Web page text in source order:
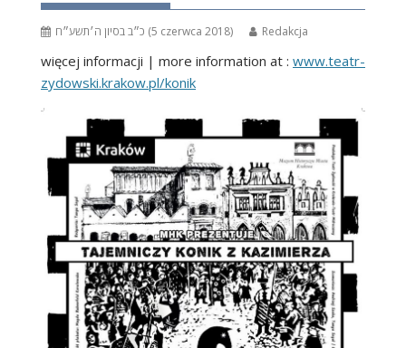
כ״ב בסיון ה׳תשע״ח (5 czerwca 2018) Redakcja
więcej informacji | more information at : www.teatr-
zydowski.krakow.pl/konik